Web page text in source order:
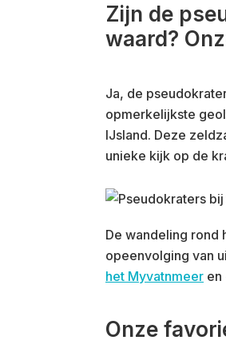
Zijn de
waard?
Ja, de
opmerkelijkste
IJsland. Deze
unieke kijk op de
De wandeling rond
opeenvolging van
het Myvatnmeer en
Onze